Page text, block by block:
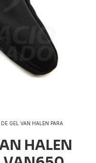
GEL VAN HALEN PARA
HALEN